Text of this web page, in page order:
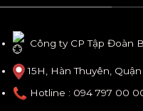
Công ty CP Tập Đoàn
15H, Hàn Thuyên,
Hotline : 094 797 00